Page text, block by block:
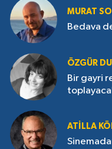
MURAT
Bedava
ÖZGÜR
Bir gayri
ATILLA